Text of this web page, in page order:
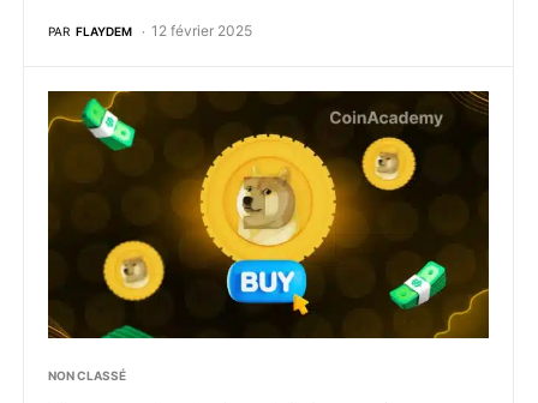
PAR FLAYDEM 12 février 2025
Comment acheter du Dogecoin (DOGE) en 2026 ?
NON CLASSÉ